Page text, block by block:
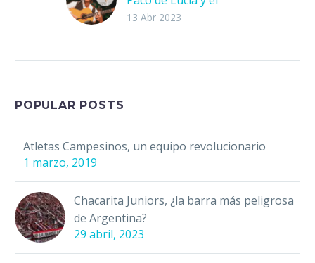
futbol
13 Abr 2023
POPULAR POSTS
Atletas Campesinos, un equipo revolucionario
1 marzo, 2019
Chacarita Juniors, ¿la barra más peligrosa
de Argentina?
29 abril, 2023